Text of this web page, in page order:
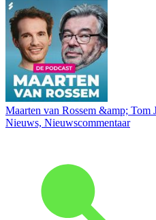
Maarten van Rossem &amp; Tom
Nieuws, Nieuwscommentaar